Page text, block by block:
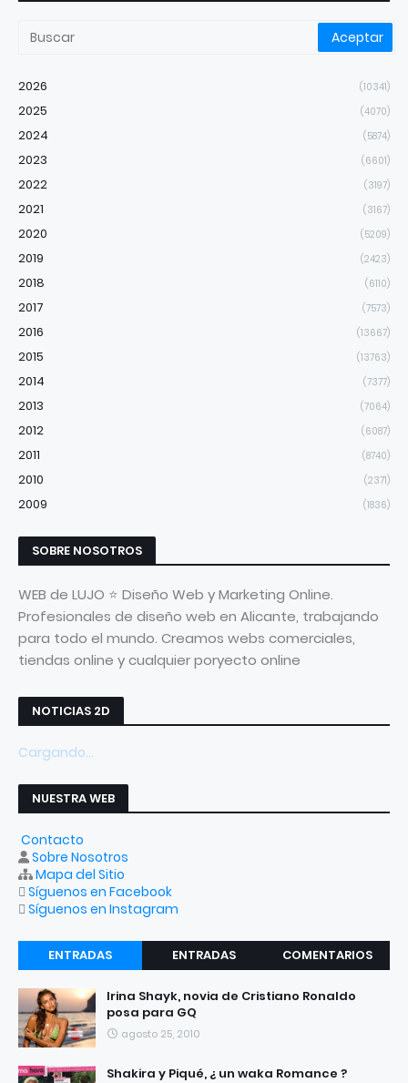
2026 (10341)
2025 (4070)
2024 (5874)
2023 (6601)
2022 (3197)
2021 (3167)
2020 (5209)
2019 (2423)
2018 (6110)
2017 (7573)
2016 (13667)
2015 (13763)
2014 (7377)
2013 (7064)
2012 (6087)
2011 (8740)
2010 (2371)
2009 (1836)
SOBRE NOSOTROS
WEB de LUJO ⭐ Diseño Web y Marketing Online.
Profesionales de diseño web en Alicante, trabajando
para todo el mundo. Creamos webs comerciales,
tiendas online y cualquier poryecto online
NOTICIAS 2D
Cargando...
NUESTRA WEB
Contacto
Sobre Nosotros
Mapa del Sitio
Síguenos en Facebook
Síguenos en Instagram
ENTRADAS
RECIENTES
ENTRADAS
COMENTARIOS
Irina Shayk, novia de Cristiano Ronaldo
posa para GQ
agosto 25, 2010
Shakira y Piqué, ¿ un waka Romance ?